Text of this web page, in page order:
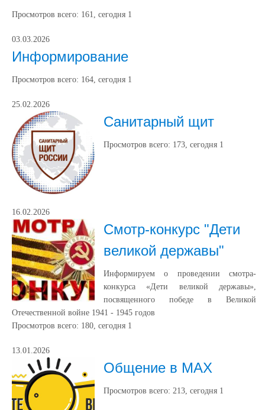
Просмотров всего: 161, сегодня 1
03.03.2026
Информирование
Просмотров всего: 164, сегодня 1
25.02.2026
Санитарный щит
Просмотров всего: 173, сегодня 1
16.02.2026
Смотр-конкурс "Дети
великой державы"
Информируем о проведении смотра-
конкурса «Дети великой державы»,
посвященного победе в Великой
Отечественной войне 1941 - 1945 годов
Просмотров всего: 180, сегодня 1
13.01.2026
Общение в МАХ
Просмотров всего: 213, сегодня 1